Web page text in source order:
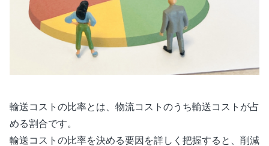
輸送コストの比率とは、物流コストのうち輸送コストが占
める割合です。
輸送コストの比率を決める要因を詳しく把握すると、削減